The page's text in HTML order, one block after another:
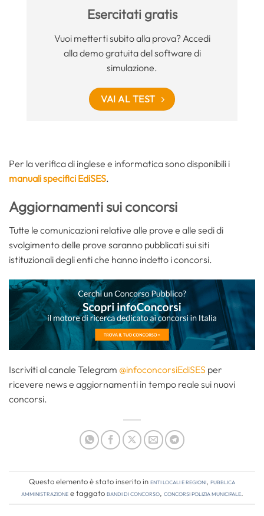
Esercitati gratis
Vuoi metterti subito alla prova? Accedi
alla demo gratuita del software di
simulazione.
VAI AL TEST
Per la verifica di inglese e informatica sono disponibili i
manuali specifici EdiSES.
Aggiornamenti sui concorsi
Tutte le comunicazioni relative alle prove e alle sedi di
svolgimento delle prove saranno pubblicati sui siti
istituzionali degli enti che hanno indetto i concorsi.
Iscriviti al canale Telegram @infoconcorsiEdiSES per
ricevere news e aggiornamenti in tempo reale sui nuovi
concorsi.
Questo elemento è stato inserito inEnti locali e regioni, Pubblica
amministrazionee taggatobandi di concorso, concorsi polizia municipale.